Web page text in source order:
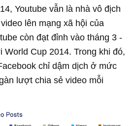
Youtube vẫn là nhà vô địch
lên mạng xã hội của
còn đạt đỉnh vào tháng 3 -
Cup 2014. Trong khi đó,
chỉ dậm dịch ở mức
lượt chia sẻ video mỗi